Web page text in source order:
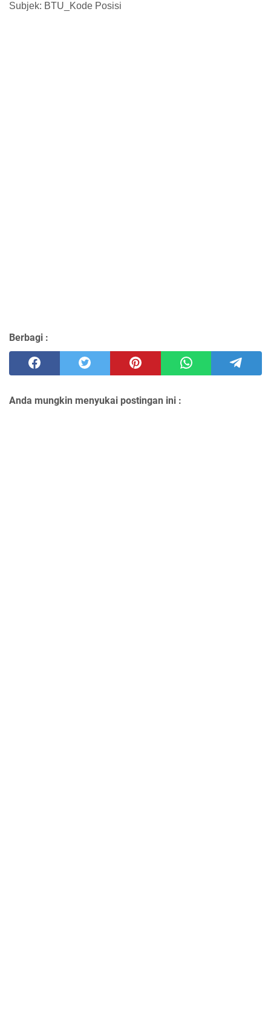
Subjek: BTU_Kode Posisi
Berbagi :
Anda mungkin menyukai postingan ini :